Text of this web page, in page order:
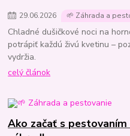
29.06.2026 🌱 Záhrada a
Chladné dušičkové noci na
potrápiť každú živú kvetinu –
vydržia.
celý článok
Ako začať s